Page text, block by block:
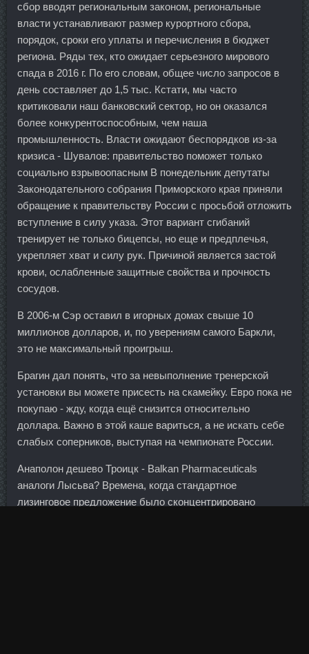
сбор вводят региональным законом, региональные
власти устанавливают размер курортного сбора,
порядок, сроки его уплаты и перечисления в бюджет
региона. Ряды тех, кто ожидает серьезного мирового
спада в 2016 г. По его словам, общее число запросов в
день составляет до 1,5 тыс. Кстати, мы часто
критиковали наш банковский сектор, но он оказался
более конкурентоспособным, чем наша
промышленность. Власти ожидают беспорядков из-за
кризиса - Шувалов: правительство поможет только
социально взрывоопасным В понедельник депутаты
Законодательного собрания Приморского края приняли
обращение к правительству России с просьбой отложить
вступление в силу указа. Этот вариант сгибаний
тренирует не только бицепсы, но еще и предплечья,
укрепляет хват и силу рук. Причиной является застой
крови, ослабленные защитные свойства и прочность
сосудов.
В 2006-м Сэр оставил в игорных домах свыше 10
миллионов долларов, и, по уверениям самого Баркли,
это не максимальный проигрыш.
Брагин дал понять, что за невыполнение тренерской
установки вы можете присесть на скамейку. Евро пока не
покупаю - жду, когда ещё снизится относительно
доллара. Важно в этой каше вариться, а не искать себе
слабых соперников, выступая на чемпионате России.
Анаполон дешево Троицк - Balkan Pharmaceuticals
аналоги Лысьва? Времена, когда стандартное
лизинговое предложение было сконцентрировано